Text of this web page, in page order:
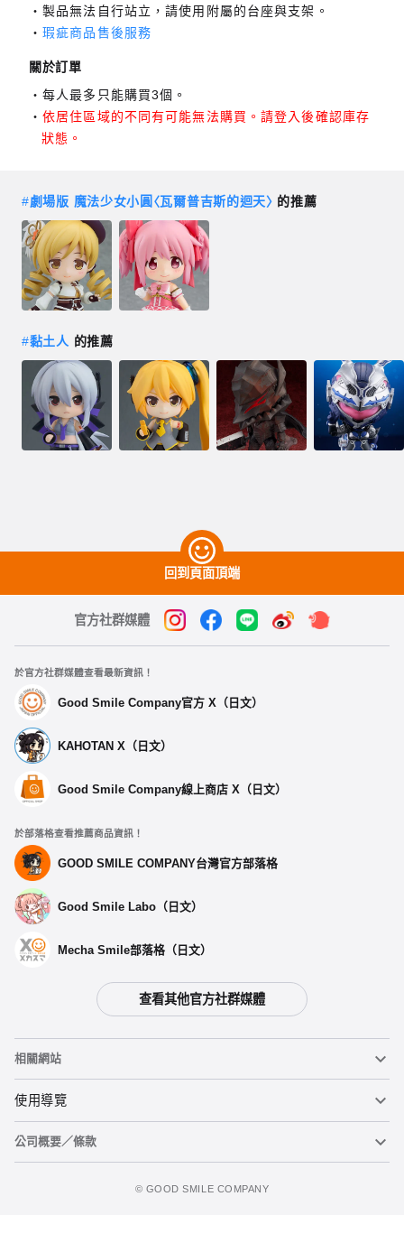
製品無法自行站立，請使用附屬的台座與支架。
瑕疵商品售後服務
關於訂單
每人最多只能購買3個。
依居住區域的不同有可能無法購買。請登入後確認庫存
狀態。
#劇場版 魔法少女小圓〈瓦爾普吉斯的迴天〉 的推薦
#黏土人 的推薦
回到頁面頂端
官方社群媒體
於官方社群媒體查看最新資訊！
Good Smile Company官方 X（日文）
KAHOTAN X（日文）
Good Smile Company線上商店 X（日文）
於部落格查看推薦商品資訊！
GOOD SMILE COMPANY台灣官方部落格
Good Smile Labo（日文）
Mecha Smile部落格（日文）
查看其他官方社群媒體
相關網站
黏土人
黏土人臉部製造機（英文）
使用導覽
重要公告
公司概要／條款
©️ GOOD SMILE COMPANY